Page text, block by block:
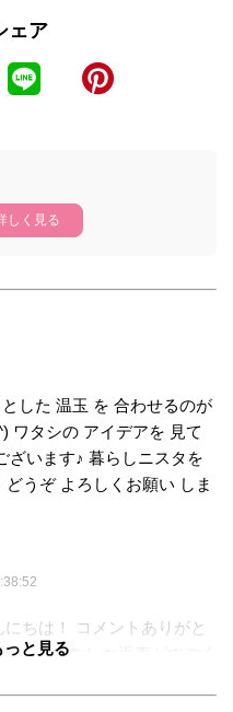
ェア
しく見る
した 温玉 を 合わせるのが
ワタシの アイデアを 見て
います♪ 暮らしニスタを
うぞ よろしくお願い しま
ちは！ コメントありがと
しいです！ お返事がすごく
っと見る